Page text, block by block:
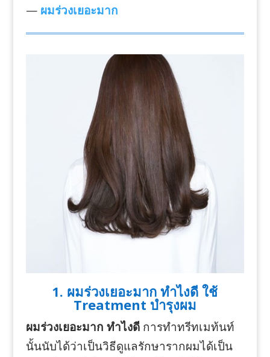
— ผมร่วงเยอะมาก
1. ผมร่วงเยอะมาก ทำไงดี ใช้
Treatment บำรุงผม
ผมร่วงเยอะมาก ทำไงดีการทำทรีทเมท้นท์
นั้นนับได้ว่าเป็นวิธีดูแลรักษารากผมได้เป็น